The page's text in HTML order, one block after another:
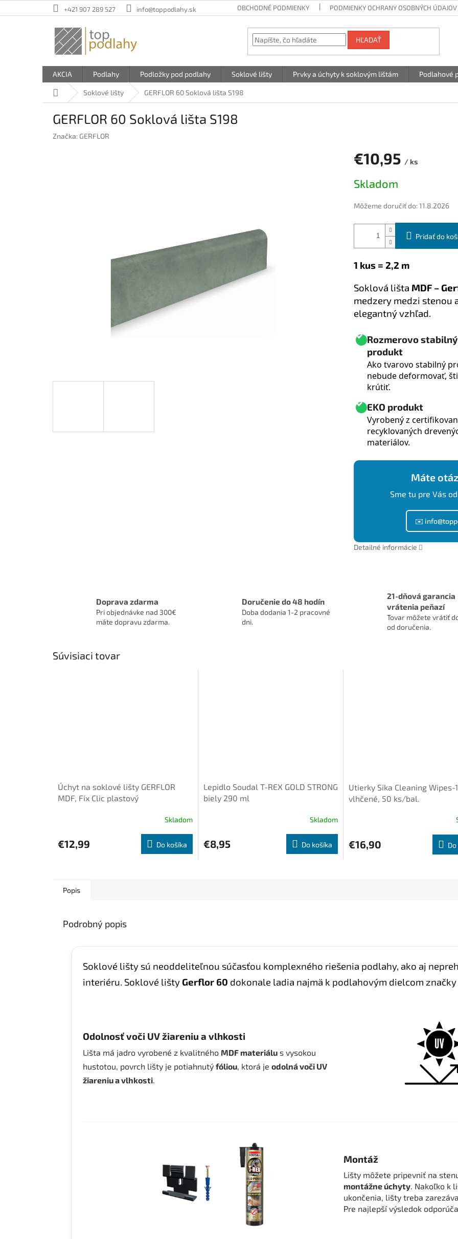
na
+421 907 289 527 info@toppodlahy.sk OBCHODNÉ PODMIENKY PODMIENKY OCHRANY OSOBNÝCH ÚDAJOV
HĽADAŤ
AKCIA Podlahy Podložky pod podlahy Soklové lišty Prvky a úchyty k soklovým lištám Podlahové
DomovSoklové lišty GERFLOR 60 Soklová lišta S198
GERFLOR 60 Soklová lišta S198
Značka: GERFLOR
€10,95 / ks
cena:
Skladom
Môžeme doručiť do:11.8.2026
Pridať do
1 kus = 2,2 m
Soklová lišta MDF –
medzery medzi stenou
elegantný vzhľad.
Rozmerovo stabilný
produkt
Ako tvarovo stabilný
nebude deformovať,
krútiť.
EKO produkt
Vyrobený z
recyklovaných
materiálov.
Máte
Sme tu pre Vás
✉️
Detailné informácie
Doprava zdarma
Pri objednávke nad 300€
máte dopravu zdarma.
Doručenie do 48 hodín
Doba dodania 1-2 pracovné
dni.
21-dňová garancia
vrátenia peňazí
Tovar môžete vrátiť
od doručenia.
Súvisiaci tovar
Úchyt na soklové lišty GERFLOR
MDF, Fix Clic plastový
Skladom
€12,99 Do košíka
Lepidlo Soudal T-REX GOLD STRONG
biely 290 ml
Skladom
€8,95 Do košíka
Utierky Sika Cleaning Wipes-
vlhčené, 50 ks/bal.
€16,90
Popis
Podrobný popis
Soklové lišty sú neoddeliteľnou súčasťou komplexného riešenia podlahy, ako aj
interiéru. Soklové lištyGerflor 60 dokonale ladia najmä k podlahovým dielcom značky
Odolnosť voči UV žiareniu a vlhkosti
Lišta má jadro vyrobené z kvalitného MDF materiálu s vysokou
hustotou, povrch lišty je potiahnutý fóliou, ktorá je odolná voči UV
žiareniu a vlhkosti.
Montáž
Lišty môžete pripevniť na
montážne úchyty. Nakoľko k
ukončenia, lišty treba
Pre najlepší výsledok